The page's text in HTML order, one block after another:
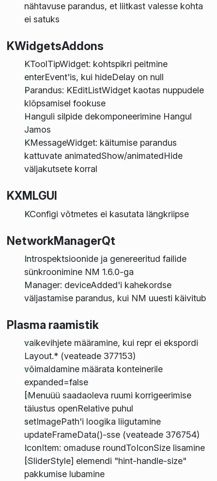
nähtavuse parandus, et liitkast valesse kohta
ei satuks
KWidgetsAddons
KToolTipWidget: kohtspikri peitmine
enterEvent'is, kui hideDelay on null
Parandus: KEditListWidget kaotas nuppudele
klõpsamisel fookuse
Hanguli silpide dekomponeerimine Hangul
Jamos
KMessageWidget: käitumise parandus
kattuvate animatedShow/animatedHide
väljakutsete korral
KXMLGUI
KConfigi võtmetes ei kasutata längkriipse
NetworkManagerQt
Introspektsioonide ja genereeritud failide
sünkroonimine NM 1.6.0-ga
Manager: deviceAdded'i kahekordse
väljastamise parandus, kui NM uuesti käivitub
Plasma raamistik
vaikevihjete määramine, kui repr ei ekspordi
Layout.* (veateade 377153)
võimaldamine määrata konteinerile
expanded=false
[Menuüü saadaoleva ruumi korrigeerimise
täiustus openRelative puhul
setImagePath'i loogika liigutamine
updateFrameData()-sse (veateade 376754)
IconItem: omaduse roundToIconSize lisamine
[SliderStyle] elemendi "hint-handle-size"
pakkumise lubamine